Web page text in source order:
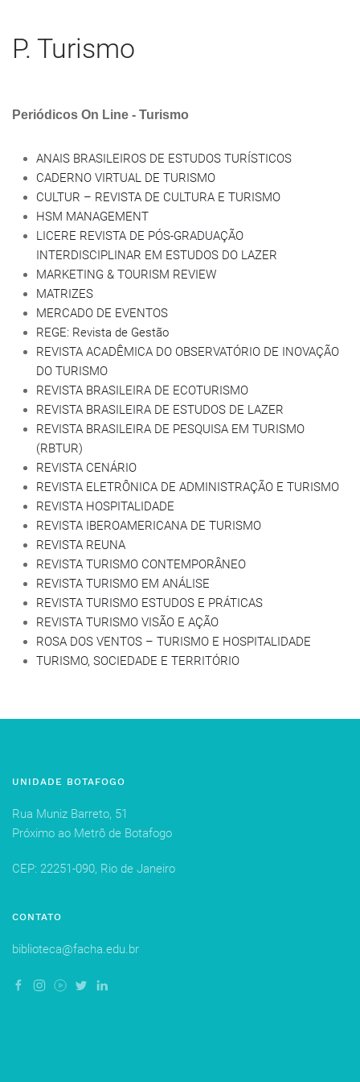
P. Turismo
Periódicos On Line - Turismo
ANAIS BRASILEIROS DE ESTUDOS TURÍSTICOS
CADERNO VIRTUAL DE TURISMO
CULTUR – REVISTA DE CULTURA E TURISMO
HSM MANAGEMENT
LICERE REVISTA DE PÓS-GRADUAÇÃO
INTERDISCIPLINAR EM ESTUDOS DO LAZER
MARKETING & TOURISM REVIEW
MATRIZES
MERCADO DE EVENTOS
REGE: Revista de Gestão
REVISTA ACADÊMICA DO OBSERVATÓRIO DE INOVAÇÃO
DO TURISMO
REVISTA BRASILEIRA DE ECOTURISMO
REVISTA BRASILEIRA DE ESTUDOS DE LAZER
REVISTA BRASILEIRA DE PESQUISA EM TURISMO
(RBTUR)
REVISTA CENÁRIO
REVISTA ELETRÔNICA DE ADMINISTRAÇÃO E TURISMO
REVISTA HOSPITALIDADE
REVISTA IBEROAMERICANA DE TURISMO
REVISTA REUNA
REVISTA TURISMO CONTEMPORÂNEO
REVISTA TURISMO EM ANÁLISE
REVISTA TURISMO ESTUDOS E PRÁTICAS
REVISTA TURISMO VISÃO E AÇÃO
ROSA DOS VENTOS – TURISMO E HOSPITALIDADE
TURISMO, SOCIEDADE E TERRITÓRIO
UNIDADE BOTAFOGO
Rua Muniz Barreto, 51
Próximo ao Metrô de Botafogo
CEP: 22251-090, Rio de Janeiro
CONTATO
biblioteca@facha.edu.br